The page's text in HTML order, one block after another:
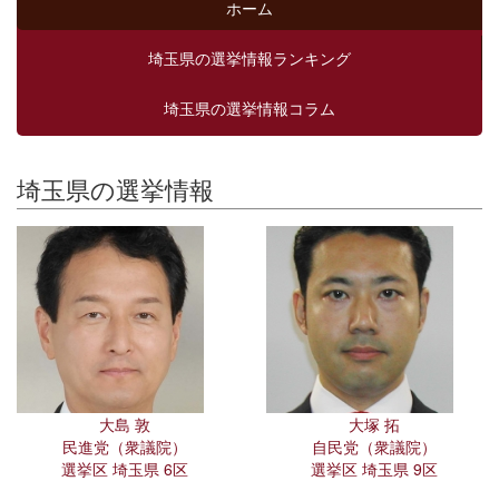
ホーム
埼玉県の選挙情報ランキング
埼玉県の選挙情報コラム
埼玉県の選挙情報
大島 敦
民進党（衆議院）
選挙区 埼玉県 6区
大塚 拓
自民党（衆議院）
選挙区 埼玉県 9区